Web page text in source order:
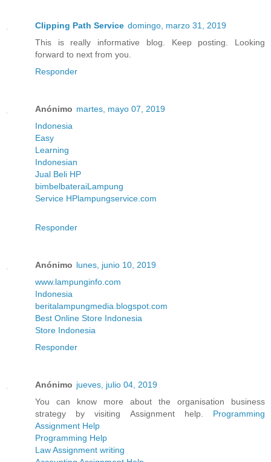
Clipping Path Service domingo, marzo 31, 2019
This is really informative blog. Keep posting. Looking
forward to next from you.
Responder
Anónimo martes, mayo 07, 2019
Indonesia
Easy
Learning
Indonesian
Jual Beli HP
bimbelbateraiLampung
Service HPlampungservice.com
Responder
Anónimo lunes, junio 10, 2019
www.lampunginfo.com
Indonesia
beritalampungmedia.blogspot.com
Best Online Store Indonesia
Store Indonesia
Responder
Anónimo jueves, julio 04, 2019
You can know more about the organisation business
strategy by visiting Assignment help. Programming
Assignment Help
Programming Help
Law Assignment writing